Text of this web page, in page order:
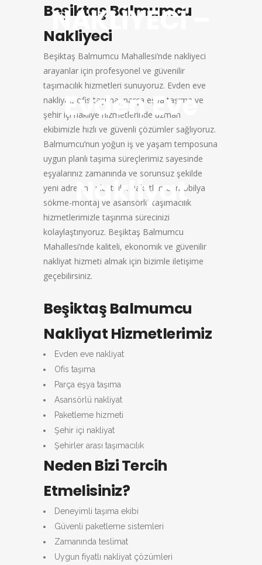
NAKLİYECİ –
Evden Eve
Nakliyat
Beşiktaş Balmumcu
Nakliyeci
Beşiktaş Balmumcu Mahallesi’nde nakliyeci
arayanlar için profesyonel ve güvenilir
taşımacılık hizmetleri sunuyoruz. Evden eve
nakliyat, ofis taşıma, parça eşya taşıma ve
şehir içi nakliye hizmetlerinde uzman
ekibimizle hızlı ve güvenli çözümler sağlıyoruz.
Balmumcu’nun yoğun iş ve yaşam temposuna
uygun planlı taşıma süreçlerimiz sayesinde
eşyalarınız zamanında ve sorunsuz şekilde
yeni adresine ulaştırılır. Paketleme, mobilya
sökme-montaj ve asansörlü taşımacılık
hizmetlerimizle taşınma sürecinizi
kolaylaştırıyoruz. Beşiktaş Balmumcu
Mahallesi’nde kaliteli, ekonomik ve güvenilir
nakliyat hizmeti almak için bizimle iletişime
geçebilirsiniz.
Beşiktaş Balmumcu
Nakliyat Hizmetlerimiz
Evden eve nakliyat
Ofis taşıma
Parça eşya taşıma
Asansörlü nakliyat
Paketleme hizmeti
Şehir içi nakliyat
Şehirler arası taşımacılık
Neden Bizi Tercih
Etmelisiniz?
Deneyimli taşıma ekibi
Güvenli paketleme sistemleri
Zamanında teslimat
Uygun fiyatlı nakliyat çözümleri